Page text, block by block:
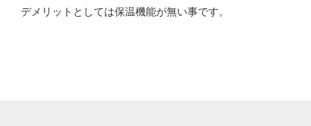
デメリットとしては保温機能が無い事です。